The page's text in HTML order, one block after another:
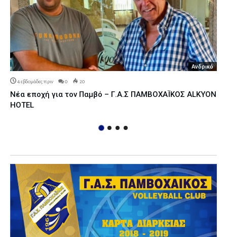
Ανδρικό
4 εβδομάδες πριν 0 20
Νέα εποχή για τον Παμβό – Γ.Α.Σ ΠΑΜΒΟΧΑΪΚΟΣ ALKYON
HOTEL